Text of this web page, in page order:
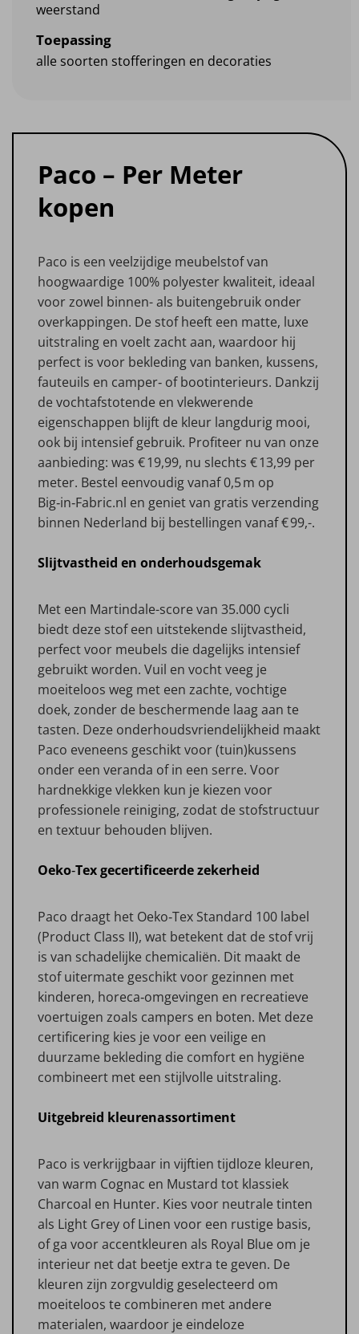
weerstand
Toepassing
alle soorten stofferingen en decoraties
Paco – Per Meter
kopen
Paco is een veelzijdige meubelstof van
hoogwaardige 100% polyester kwaliteit, ideaal
voor zowel binnen- als buitengebruik onder
overkappingen. De stof heeft een matte, luxe
uitstraling en voelt zacht aan, waardoor hij
perfect is voor bekleding van banken, kussens,
fauteuils en camper‑ of bootinterieurs. Dankzij
de vochtafstotende en vlekwerende
eigenschappen blijft de kleur langdurig mooi,
ook bij intensief gebruik. Profiteer nu van onze
aanbieding: was € 19,99, nu slechts € 13,99 per
meter. Bestel eenvoudig vanaf 0,5 m op
Big‑in‑Fabric.nl en geniet van gratis verzending
binnen Nederland bij bestellingen vanaf € 99,-.
Slijtvastheid en onderhoudsgemak
Met een Martindale-score van 35.000 cycli
biedt deze stof een uitstekende slijtvastheid,
perfect voor meubels die dagelijks intensief
gebruikt worden. Vuil en vocht veeg je
moeiteloos weg met een zachte, vochtige
doek, zonder de beschermende laag aan te
tasten. Deze onderhoudsvriendelijkheid maakt
Paco eveneens geschikt voor (tuin)kussens
onder een veranda of in een serre. Voor
hardnekkige vlekken kun je kiezen voor
professionele reiniging, zodat de stofstructuur
en textuur behouden blijven.
Oeko‑Tex gecertificeerde zekerheid
Paco draagt het Oeko‑Tex Standard 100 label
(Product Class II), wat betekent dat de stof vrij
is van schadelijke chemicaliën. Dit maakt de
stof uitermate geschikt voor gezinnen met
kinderen, horeca‑omgevingen en recreatieve
voertuigen zoals campers en boten. Met deze
certificering kies je voor een veilige en
duurzame bekleding die comfort en hygiëne
combineert met een stijlvolle uitstraling.
Uitgebreid kleurenassortiment
Paco is verkrijgbaar in vijftien tijdloze kleuren,
van warm Cognac en Mustard tot klassiek
Charcoal en Hunter. Kies voor neutrale tinten
als Light Grey of Linen voor een rustige basis,
of ga voor accentkleuren als Royal Blue om je
interieur net dat beetje extra te geven. De
kleuren zijn zorgvuldig geselecteerd om
moeiteloos te combineren met andere
materialen, waardoor je eindeloze